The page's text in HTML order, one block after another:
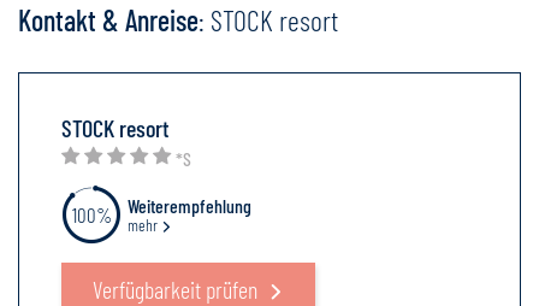
Kontakt & Anreise: STOCK resort
STOCK resort
*S
100% Weiterempfehlung
mehr
Verfügbarkeit prüfen